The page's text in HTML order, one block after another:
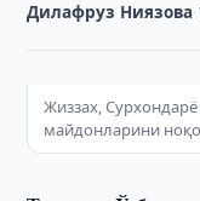
Дилафруз Ниязова
Жиззах,
майдонларини